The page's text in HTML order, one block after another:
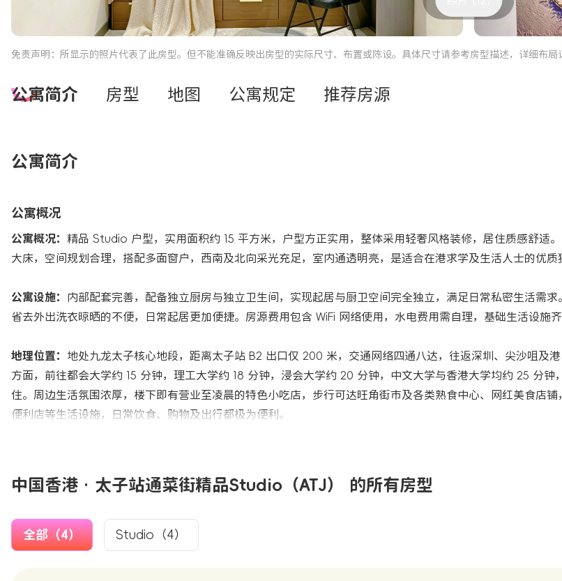
免责声明：所显示的照片代表了此房型。但不能准确反映出房型的实际尺寸、布置或陈设。具体尺寸请参考房型描述，详细布局
公寓简介 房型 地图 公寓规定 推荐房源
公寓简介
公寓概况
公寓概况： 精品 Studio 户型，实用面积约 15 平方米，户型方正实用，整体采用轻奢风格装修，居住质感舒适
大床，空间规划合理，搭配多面窗户，西南及北向采光充足，室内通透明亮，是适合在港求学及生活人士的优质
公寓设施： 内部配套完善，配备独立厨房与独立卫生间，实现起居与厨卫空间完全独立，满足日常私密生活需求
省去外出洗衣晾晒的不便，日常起居更加便捷。房源费用包含 WiFi 网络使用，水电费用需自理，基础生活设施齐
地理位置： 地处九龙太子核心地段，距离太子站 B2 出口仅 200 米，交通网络四通八达，往返深圳、尖沙咀及
方面，前往都会大学约 15 分钟，理工大学约 18 分钟，浸会大学约 20 分钟，中文大学与香港大学均约 25 分钟
住。周边生活氛围浓厚，楼下即有营业至凌晨的特色小吃店，步行可达旺角街市及各类熟食中心、网红美食店铺
便利店等生活设施，日常饮食、购物及出行都极为便利。
中国香港 · 太子站通菜街精品Studio（ATJ） 的所有房型
全部（4） Studio（4）